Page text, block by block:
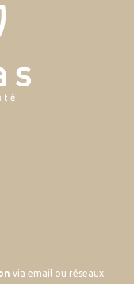
via email ou réseaux